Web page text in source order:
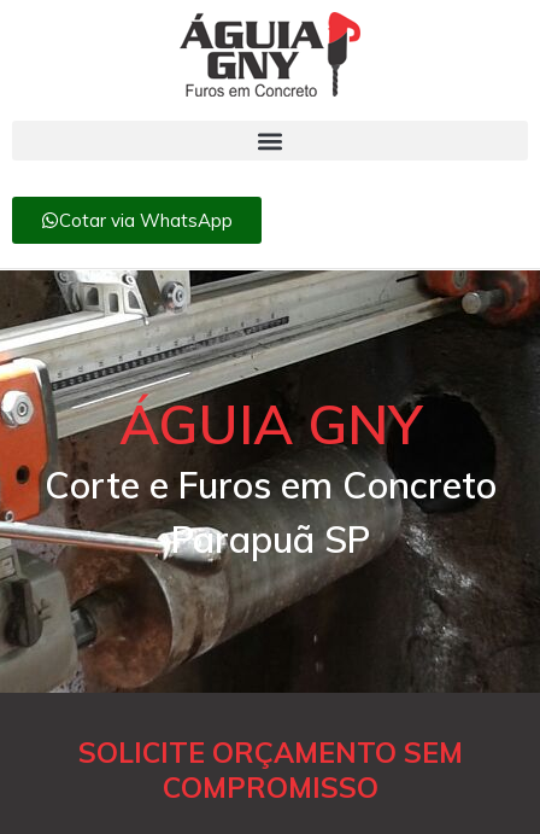
Cotar via WhatsApp
ÁGUIA GNY
Corte e Furos em Concreto
Parapuã SP
SOLICITE ORÇAMENTO SEM
COMPROMISSO